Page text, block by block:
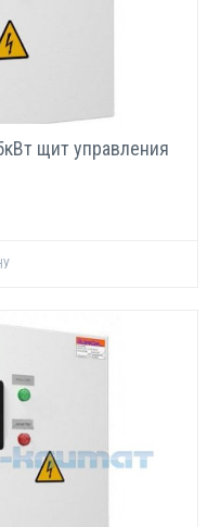
щит управления